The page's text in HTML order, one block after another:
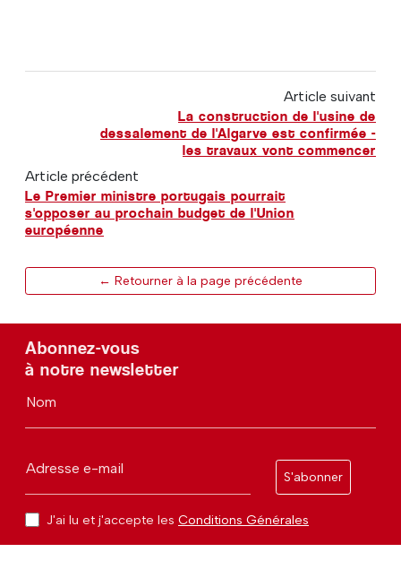
Article suivant
La construction de l'usine de
dessalement de l'Algarve est confirmée -
les travaux vont commencer
Article précédent
Le Premier ministre portugais pourrait
s'opposer au prochain budget de l'Union
européenne
← Retourner à la page précédente
Abonnez-vous
à notre newsletter
Nom
Adresse e-mail
S'abonner
J'ai lu et j'accepte les Conditions Générales